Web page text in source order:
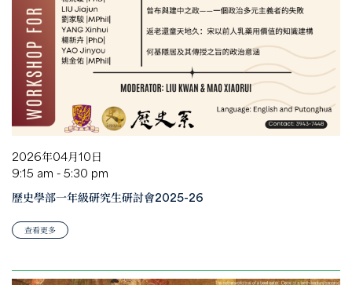
2026年04月10日
9:15 am - 5:30 pm
歷史學部一年級研究生研討會2025-26
查看更多